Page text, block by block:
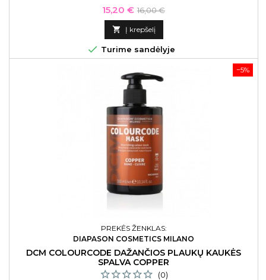
Kaina
15,20 € Bazinė
kaina
16,00 €
 Į krepšelį
 Turime sandėlyje
−5%
PREKĖS ŽENKLAS:
DIAPASON COSMETICS MILANO
DCM COLOURCODE DAŽANČIOS PLAUKŲ KAUKĖS
SPALVA COPPER
(0)